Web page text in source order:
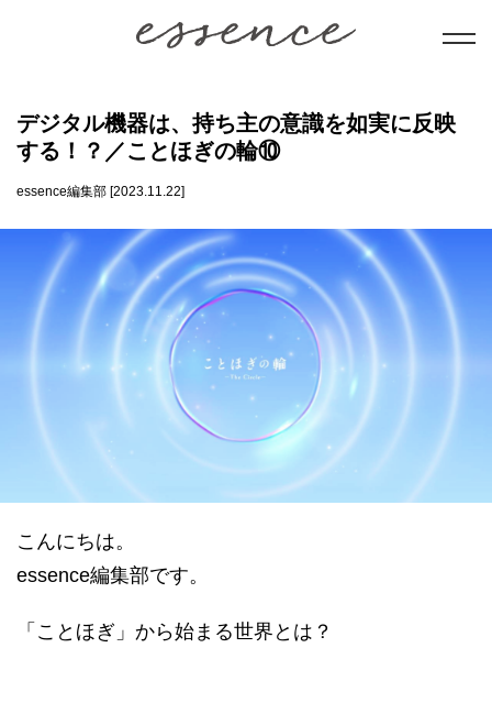
学び
ことだま
運営会社
デジタル機器は、持ち主の意識を如実に反映
する！？／ことほぎの輪⑩
essence編集部 [2023.11.22]
こんにちは。
essence編集部です。
「ことほぎ」から始まる世界とは？